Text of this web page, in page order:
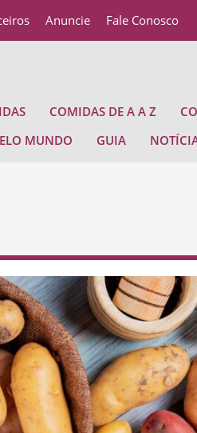
Anuncie Fale Conosco
COMIDAS DE A A Z
MUNDO GUIA